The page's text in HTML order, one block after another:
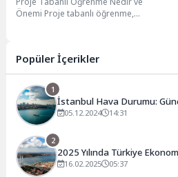
Öğrenme
Önemi Proje tabanlı öğrenme,
Popüler İçerikler
1
İstanbul Hava Durumu:
05.12.2024 14:31
2
2025 Yılında Türkiye
16.02.2025 05:37